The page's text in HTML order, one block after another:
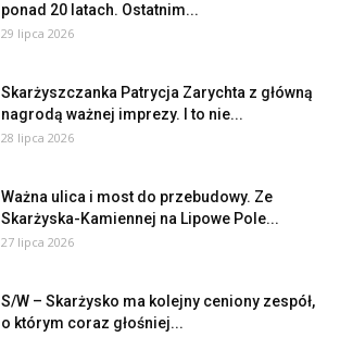
ponad 20 latach. Ostatnim...
29 lipca 2026
Skarżyszczanka Patrycja Zarychta z główną
nagrodą ważnej imprezy. I to nie...
28 lipca 2026
Ważna ulica i most do przebudowy. Ze
Skarżyska-Kamiennej na Lipowe Pole...
27 lipca 2026
S/W – Skarżysko ma kolejny ceniony zespół,
o którym coraz głośniej...